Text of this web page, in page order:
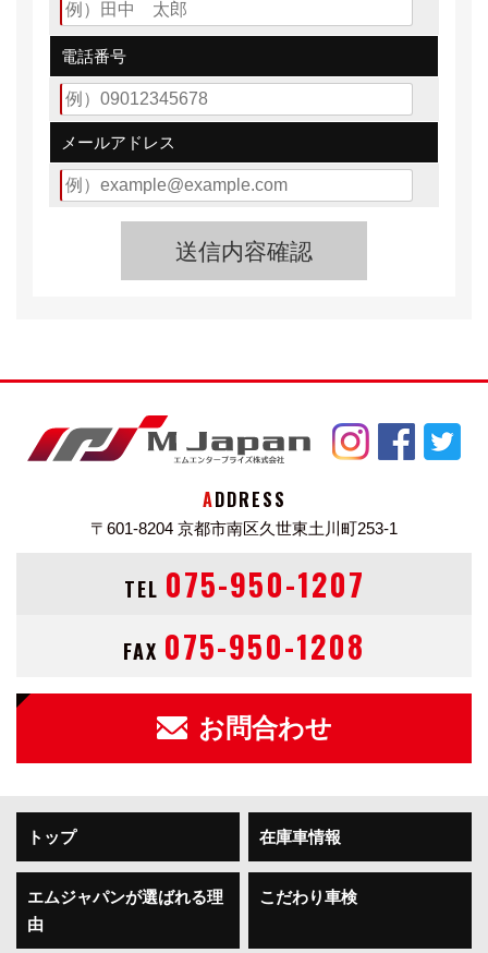
AT車は前席サイドウォークスルーを可能にしている。デ
ィアスワゴンのグレード展開はエンジン別に、「ディア
スワゴン」、「ディアスワゴンスーパーチャージャ
ー」。
安全装備として、4センサー4チャンネルABS、デュアル
ワゴンらしい装備機能として、オーバーヘッドシェル
メーカー装着オプションとして、タフパッケージ[撥水
キマット]
スマートキーレスシステムを用意する。
今回、安全性向上となるフロントバンパープロテクタと
シートベルトリマインダーを標準装備、新ボディ色「ス
ージャー(2008年7月)カタログ・スペック情報
ドア数 5ドア
乗員定員 4名
型式 ABA-TW2
全長×全幅×全高 3395×1475×1900mm
ホイールベース 1885mm
電話番号
メールアドレス
ADDRESS
〒601-8204 京都市南区久世東土川町253-1
TEL 075-950-1207
FAX 075-950-1208
お問合わせ
トップ 在庫車情報
エムジャパンが選ばれる理
由
こだわり車検